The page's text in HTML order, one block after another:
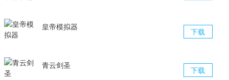
下载
皇帝模拟器
下载
青云剑圣